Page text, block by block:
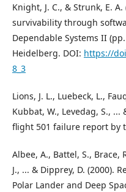
Knight, J. C., & Strunk, E.
survivability through
Dependable Systems II
Heidelberg. DOI: https://
8_3
Lions, J. L., Luebeck, L.,
Kubbat, W., Levedag, S., ...
flight 501 failure report by
Albee, A., Battel, S., Brace,
J., ... & Dipprey, D. (2000).
Polar Lander and Deep